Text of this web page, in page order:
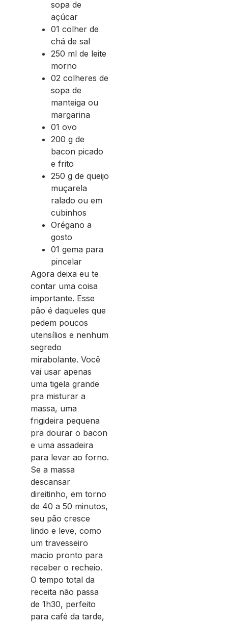
sopa de
açúcar
01 colher de
chá de sal
250 ml de leite
morno
02 colheres de
sopa de
manteiga ou
margarina
01 ovo
200 g de
bacon picado
e frito
250 g de queijo
muçarela
ralado ou em
cubinhos
Orégano a
gosto
01 gema para
pincelar
Agora deixa eu te
contar uma coisa
importante. Esse
pão é daqueles que
pedem poucos
utensílios e nenhum
segredo
mirabolante. Você
vai usar apenas
uma tigela grande
pra misturar a
massa, uma
frigideira pequena
pra dourar o bacon
e uma assadeira
para levar ao forno.
Se a massa
descansar
direitinho, em torno
de 40 a 50 minutos,
seu pão cresce
lindo e leve, como
um travesseiro
macio pronto para
receber o recheio.
O tempo total da
receita não passa
de 1h30, perfeito
para café da tarde,